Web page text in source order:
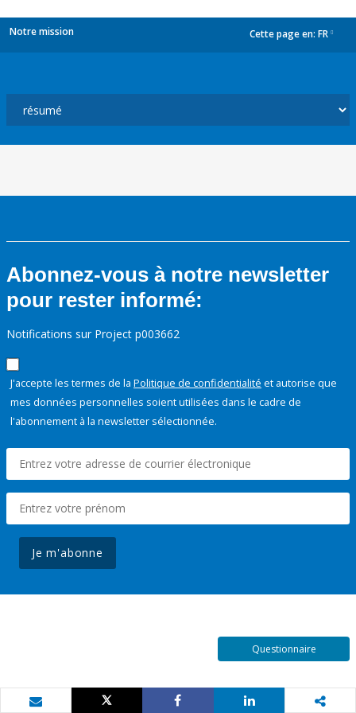
Notre mission Cette page en: FR
Abonnez-vous à notre newsletter
pour rester informé:
Notifications sur Project p003662
J'accepte les termes de la Politique de confidentialité et autorise que
mes données personnelles soient utilisées dans le cadre de
l'abonnement à la newsletter sélectionnée.
Je m'abonne
Questionnaire